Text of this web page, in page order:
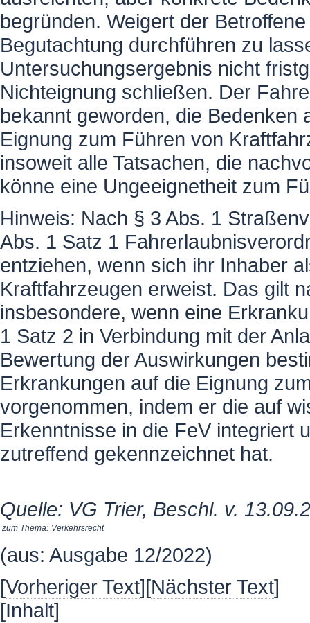
begründen. Weigert der
Begutachtung durchführen zu
Untersuchungsergebnis nicht
Nichteignung schließen. Der
bekannt geworden, die Bedenken
Eignung zum Führen von
insoweit alle Tatsachen, die
könne eine Ungeeignetheit zum
Hinweis: Nach § 3 Abs. 1
Abs. 1 Satz 1
entziehen, wenn sich ihr Inhaber
Kraftfahrzeugen erweist. Das gilt
insbesondere, wenn eine
1 Satz 2 in Verbindung mit der
Bewertung der Auswirkungen
Erkrankungen auf die Eignung
vorgenommen, indem er die auf
Erkenntnisse in die FeV integriert
zutreffend gekennzeichnet hat.
Quelle: VG Trier, Beschl. v.
zum Thema: Verkehrsrecht
(aus: Ausgabe 12/2022)
[Vorheriger Text][Nächster Text]
[Inhalt]